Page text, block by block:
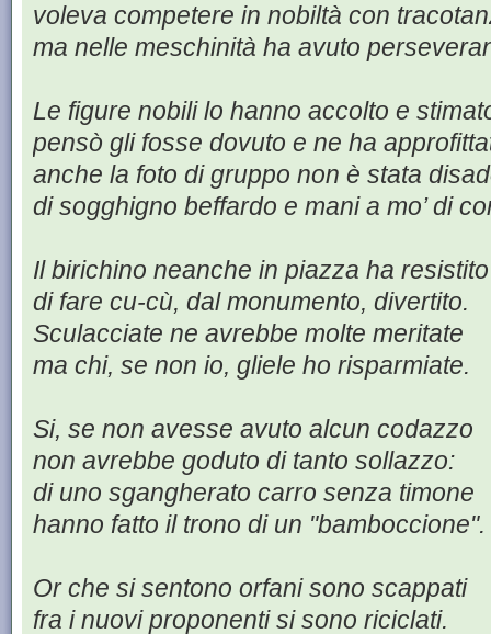
voleva competere in nobiltà con
ma nelle meschinità ha avuto
Le figure nobili lo hanno accolto e
pensò gli fosse dovuto e ne ha
anche la foto di gruppo non è stata
di sogghigno beffardo e mani a mo’ di
Il birichino neanche in piazza ha resistito
di fare cu-cù, dal monumento, divertito.
Sculacciate ne avrebbe molte meritate
ma chi, se non io, gliele ho risparmiate.
Si, se non avesse avuto alcun codazzo
non avrebbe goduto di tanto sollazzo:
di uno sgangherato carro senza timone
hanno fatto il trono di un "bamboccione".
Or che si sentono orfani sono scappati
fra i nuovi proponenti si sono riciclati.